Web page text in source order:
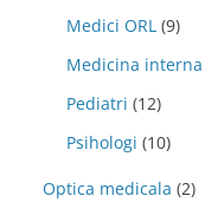
Medici ORL (9)
Medicina interna
Pediatri (12)
Psihologi (10)
Optica medicala (2)